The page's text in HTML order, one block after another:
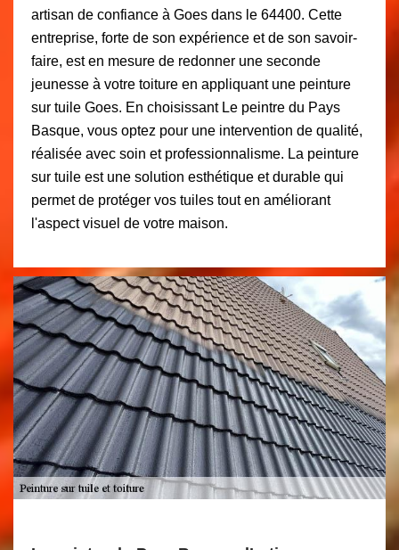
artisan de confiance à Goes dans le 64400. Cette
entreprise, forte de son expérience et de son savoir-
faire, est en mesure de redonner une seconde
jeunesse à votre toiture en appliquant une peinture
sur tuile Goes. En choisissant Le peintre du Pays
Basque, vous optez pour une intervention de qualité,
réalisée avec soin et professionnalisme. La peinture
sur tuile est une solution esthétique et durable qui
permet de protéger vos tuiles tout en améliorant
l'aspect visuel de votre maison.